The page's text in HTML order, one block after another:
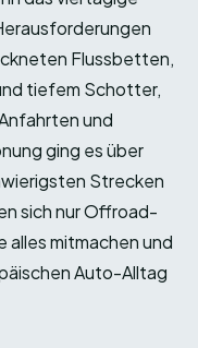
Flussbetten,
tiefem Schotter,
und
ging es über
Strecken
sich nur Offroad-
alles mitmachen und
Auto-Alltag